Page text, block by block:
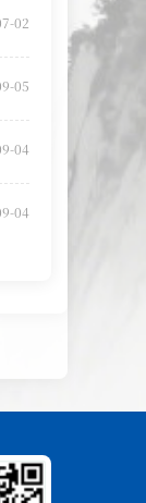
02
05
04
04